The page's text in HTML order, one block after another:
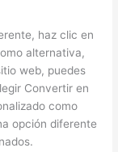
haz clic en
alternativa,
web, puedes
Convertir en
como
opción diferente